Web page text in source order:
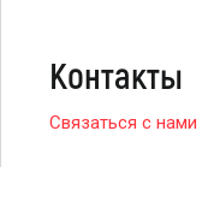
Контакты
Связаться с нами